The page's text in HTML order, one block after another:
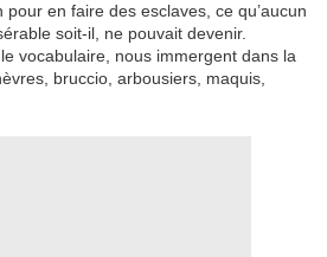
en faire des esclaves, ce qu’aucun
soit-il, ne pouvait devenir.
vocabulaire, nous immergent dans la
bruccio, arbousiers, maquis,